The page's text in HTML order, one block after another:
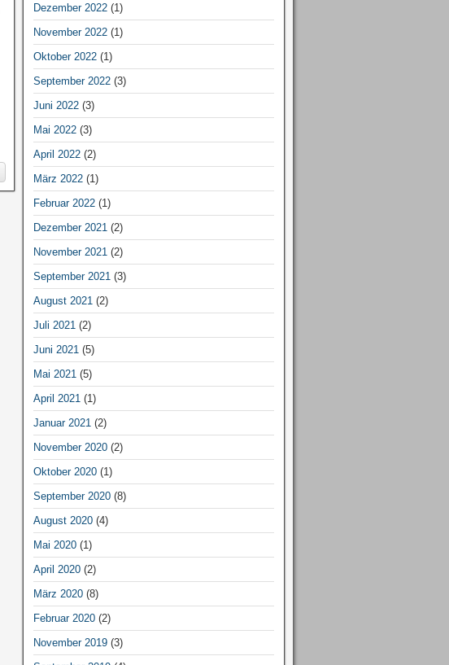
Dezember 2022(1)
November 2022(1)
Oktober 2022(1)
September 2022(3)
Juni 2022(3)
Mai 2022(3)
April 2022(2)
März 2022(1)
Februar 2022(1)
Dezember 2021(2)
November 2021(2)
September 2021(3)
August 2021(2)
Juli 2021(2)
Juni 2021(5)
Mai 2021(5)
April 2021(1)
Januar 2021(2)
November 2020(2)
Oktober 2020(1)
September 2020(8)
August 2020(4)
Mai 2020(1)
April 2020(2)
März 2020(8)
Februar 2020(2)
November 2019(3)